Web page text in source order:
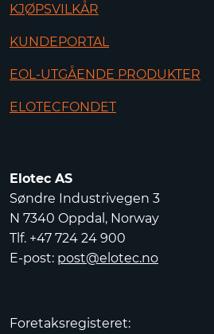
KJØPSVILKÅR
KUNDEPORTAL
EOL-UTGÅENDE PRODUKTER
ELOTECFONDET
Elotec AS
Søndre Industrivegen 3
N 7340 Oppdal, Norway
Tlf. +47 724 24 900
E-post: post@elotec.no
Foretaksregisteret: